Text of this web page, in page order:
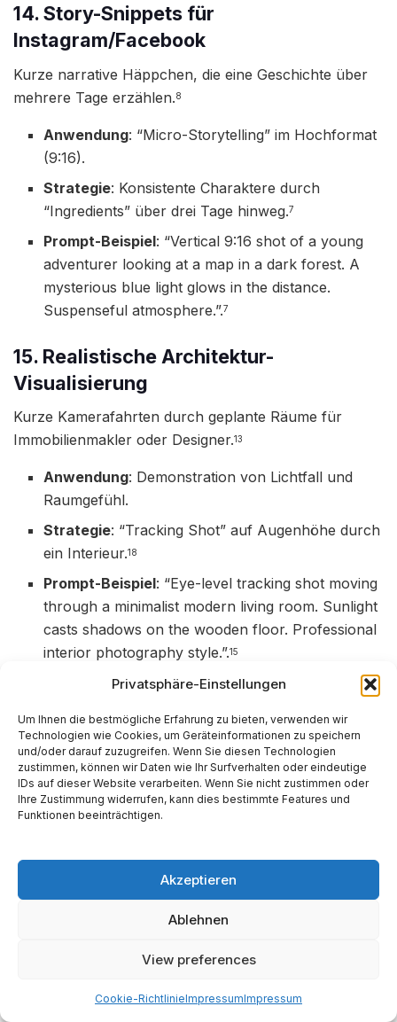
Privatsphäre-Einstellungen
Um Ihnen die bestmögliche Erfahrung zu bieten, verwenden wir
Technologien wie Cookies, um Geräteinformationen zu speichern
und/oder darauf zuzugreifen. Wenn Sie diesen Technologien
zustimmen, können wir Daten wie Ihr Surfverhalten oder eindeutige
IDs auf dieser Website verarbeiten. Wenn Sie nicht zustimmen oder
Ihre Zustimmung widerrufen, kann dies bestimmte Features und
Funktionen beeinträchtigen.
Akzeptieren
Ablehnen
View preferences
Cookie-RichtlinieImpressumImpressum
14. Story-Snippets für
Instagram/Facebook
Kurze narrative Häppchen, die eine Geschichte über
mehrere Tage erzählen.8
Anwendung: “Micro-Storytelling” im Hochformat
(9:16).
Strategie: Konsistente Charaktere durch
“Ingredients” über drei Tage hinweg.7
Prompt-Beispiel: “Vertical 9:16 shot of a young
adventurer looking at a map in a dark forest. A
mysterious blue light glows in the distance.
Suspenseful atmosphere.”.7
15. Realistische Architektur-
Visualisierung
Kurze Kamerafahrten durch geplante Räume für
Immobilienmakler oder Designer.13
Anwendung: Demonstration von Lichtfall und
Raumgefühl.
Strategie: “Tracking Shot” auf Augenhöhe durch
ein Interieur.18
Prompt-Beispiel: “Eye-level tracking shot moving
through a minimalist modern living room. Sunlight
casts shadows on the wooden floor. Professional
interior photography style.”.15
Ökologische und ökonomische
Implikationen: Der
Strombedarf
Ein oft unterschätzter Aspekt der generativen KI ist
der massive Ressourcenbedarf, der für die
Während ein Text-Prompt vernachlässigbar erscheint,
katapultiert die Videogenerierung den Energiebedarf in
Dimensionen, die für den Nutzer physisch spürbar
Analyse der energetischen Kosten pro